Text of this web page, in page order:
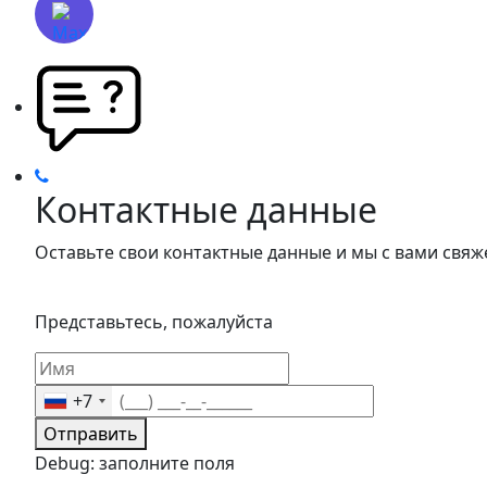
Контактные данные
Оставьте свои контактные данные и мы с вами
Представьтесь, пожалуйста
+7
Отправить
Debug: заполните поля